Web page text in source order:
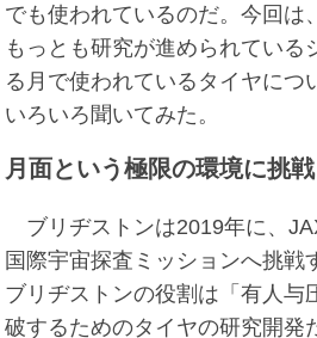
でも使われているのだ。今回は
もっとも研究が進められている
る月で使われているタイヤにつ
いろいろ聞いてみた。
月面という極限の環境に挑戦
ブリヂストンは2019年に、
国際宇宙探査ミッションへ挑戦
ブリヂストンの役割は「有人与
破するためのタイヤの研究開発